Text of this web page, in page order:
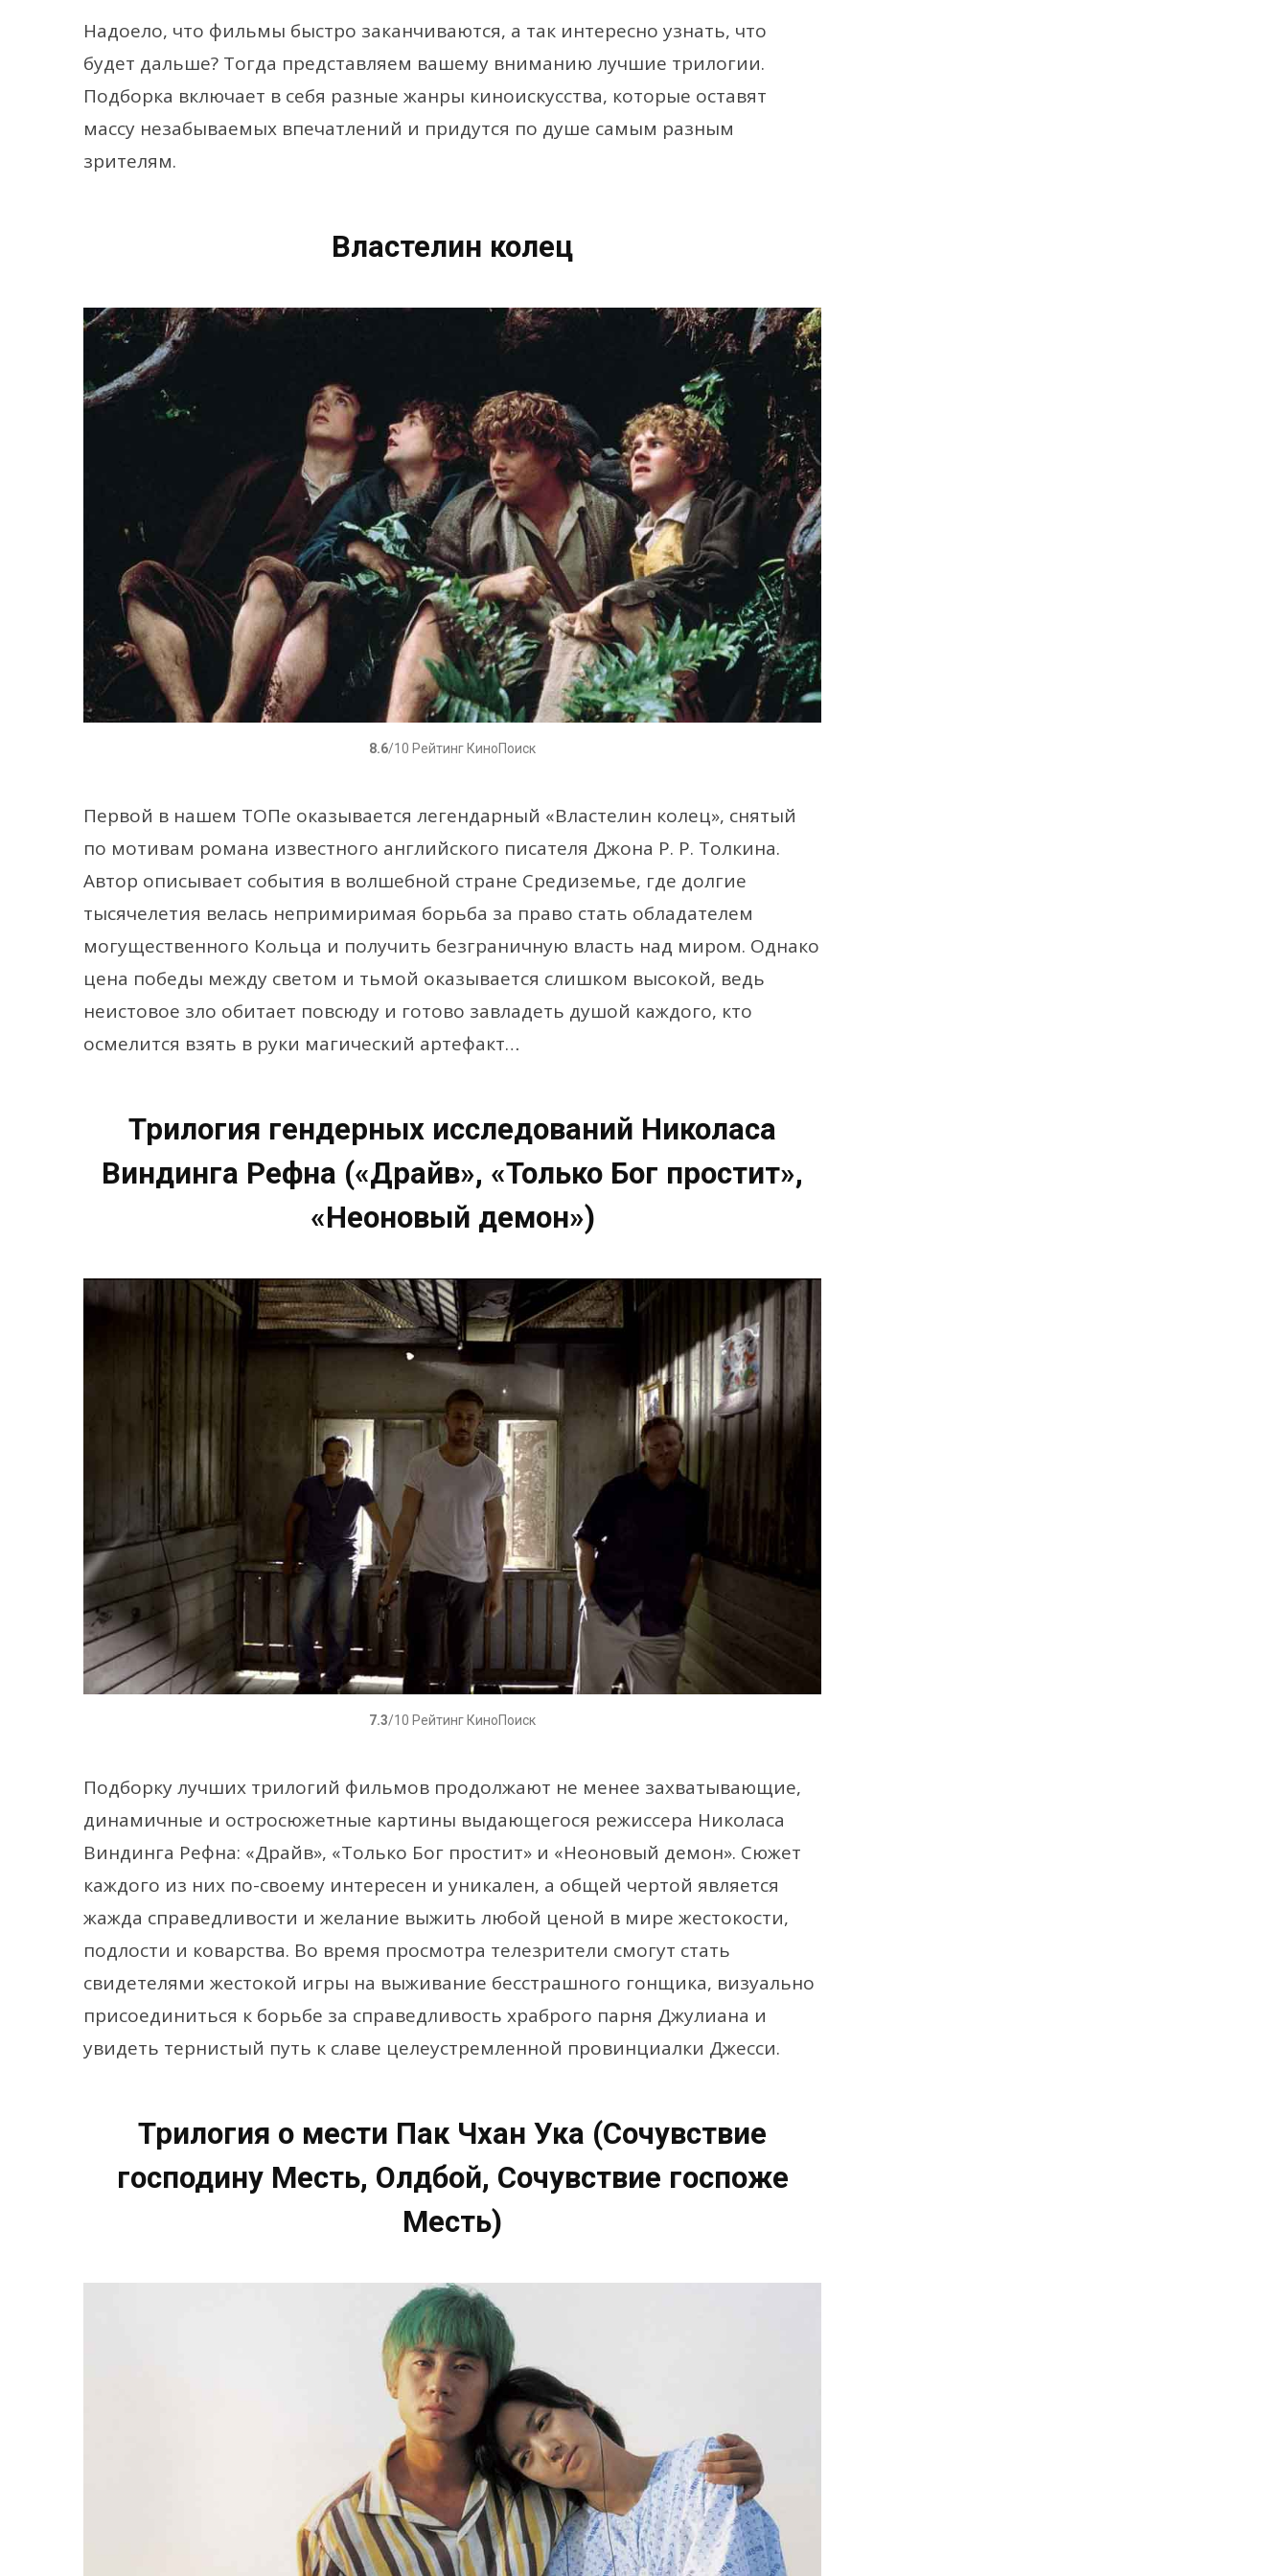
Надоело, что фильмы быстро заканчиваются, а так интересно узнать, что
будет дальше? Тогда представляем вашему вниманию лучшие трилогии.
Подборка включает в себя разные жанры киноискусства, которые оставят
массу незабываемых впечатлений и придутся по душе самым разным
зрителям.
Властелин колец
8.6/10 Рейтинг КиноПоиск
Первой в нашем ТОПе оказывается легендарный «Властелин колец», снятый
по мотивам романа известного английского писателя Джона Р. Р. Толкина.
Автор описывает события в волшебной стране Средиземье, где долгие
тысячелетия велась непримиримая борьба за право стать обладателем
могущественного Кольца и получить безграничную власть над миром. Однако
цена победы между светом и тьмой оказывается слишком высокой, ведь
неистовое зло обитает повсюду и готово завладеть душой каждого, кто
осмелится взять в руки магический артефакт…
Трилогия гендерных исследований Николаса
Виндинга Рефна («Драйв», «Только Бог простит»,
«Неоновый демон»)
7.3/10 Рейтинг КиноПоиск
Подборку лучших трилогий фильмов продолжают не менее захватывающие,
динамичные и остросюжетные картины выдающегося режиссера Николаса
Виндинга Рефна: «Драйв», «Только Бог простит» и «Неоновый демон». Сюжет
каждого из них по-своему интересен и уникален, а общей чертой является
жажда справедливости и желание выжить любой ценой в мире жестокости,
подлости и коварства. Во время просмотра телезрители смогут стать
свидетелями жестокой игры на выживание бесстрашного гонщика, визуально
присоединиться к борьбе за справедливость храброго парня Джулиана и
увидеть тернистый путь к славе целеустремленной провинциалки Джесси.
Трилогия о мести Пак Чхан Ука (Сочувствие
господину Месть, Олдбой, Сочувствие госпоже
Месть)